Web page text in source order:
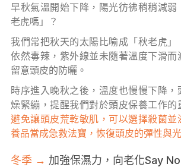
早秋氣溫開始下降，陽光彷彿稍稍減弱
老虎嗎」？
我們常把秋天的太陽比喻成「秋老虎」
依然毒辣，紫外線並未隨著溫度下滑而
留意頭皮的防曬。
時序進入晚秋之後，溫度也慢慢下降，
燥緊繃，提醒我們對於頭皮保養工作的
避免讓頭皮荒乾敏肌，可以選擇殺菌並
養品當成急救法寶，恢復頭皮的彈性與
冬季 → 加強保濕力，向老化Say No